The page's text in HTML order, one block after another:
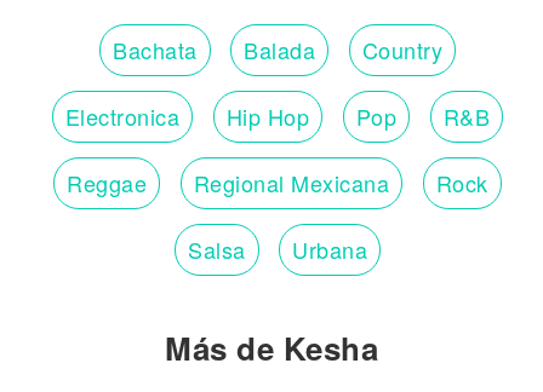
Bachata Balada Country
Electronica Hip Hop Pop R&B
Reggae Regional Mexicana Rock
Salsa Urbana
Más de Kesha